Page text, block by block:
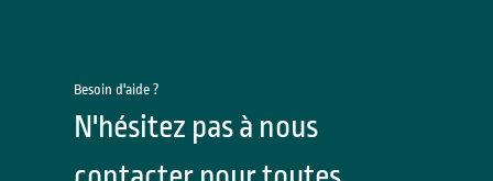
Besoin d'aide ?
N'hésitez pas à nous